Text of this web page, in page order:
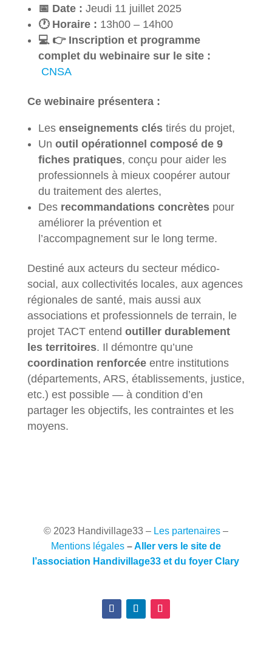
📅 Date : Jeudi 11 juillet 2025
🕐 Horaire : 13h00 – 14h00
💻 👉 Inscription et programme
complet du webinaire sur le site :
CNSA
Ce webinaire présentera :
Les enseignements cléstirés du projet,
Un outil opérationnel composé de 9
fiches pratiques, conçu pour aider les
professionnels à mieux coopérer autour
du traitement des alertes,
Des recommandations concrètespour
améliorer la prévention et
l’accompagnement sur le long terme.
Destiné aux acteurs du secteur médico-
social, aux collectivités locales, aux agences
régionales de santé, mais aussi aux
associations et professionnels de terrain, le
projet TACT entend outiller durablement
les territoires. Il démontre qu’une
coordination renforcéeentre institutions
(départements, ARS, établissements, justice,
etc.) est possible — à condition d’en
partager les objectifs, les contraintes et les
moyens.
© 2023 Handivillage33– Les partenaires–
Mentions légales –Aller vers le site de
l’association Handivillage33 et du foyer Clary